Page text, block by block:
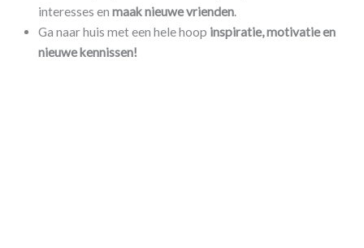
interesses en maak nieuwe vrienden.
Ga naar huis met een hele hoop inspiratie, motivatie en
nieuwe kennissen!